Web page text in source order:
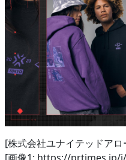
[株式会社ユナイテッドアロ